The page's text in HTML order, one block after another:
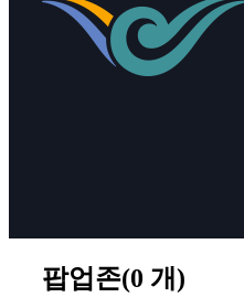
팝업존(0 개)